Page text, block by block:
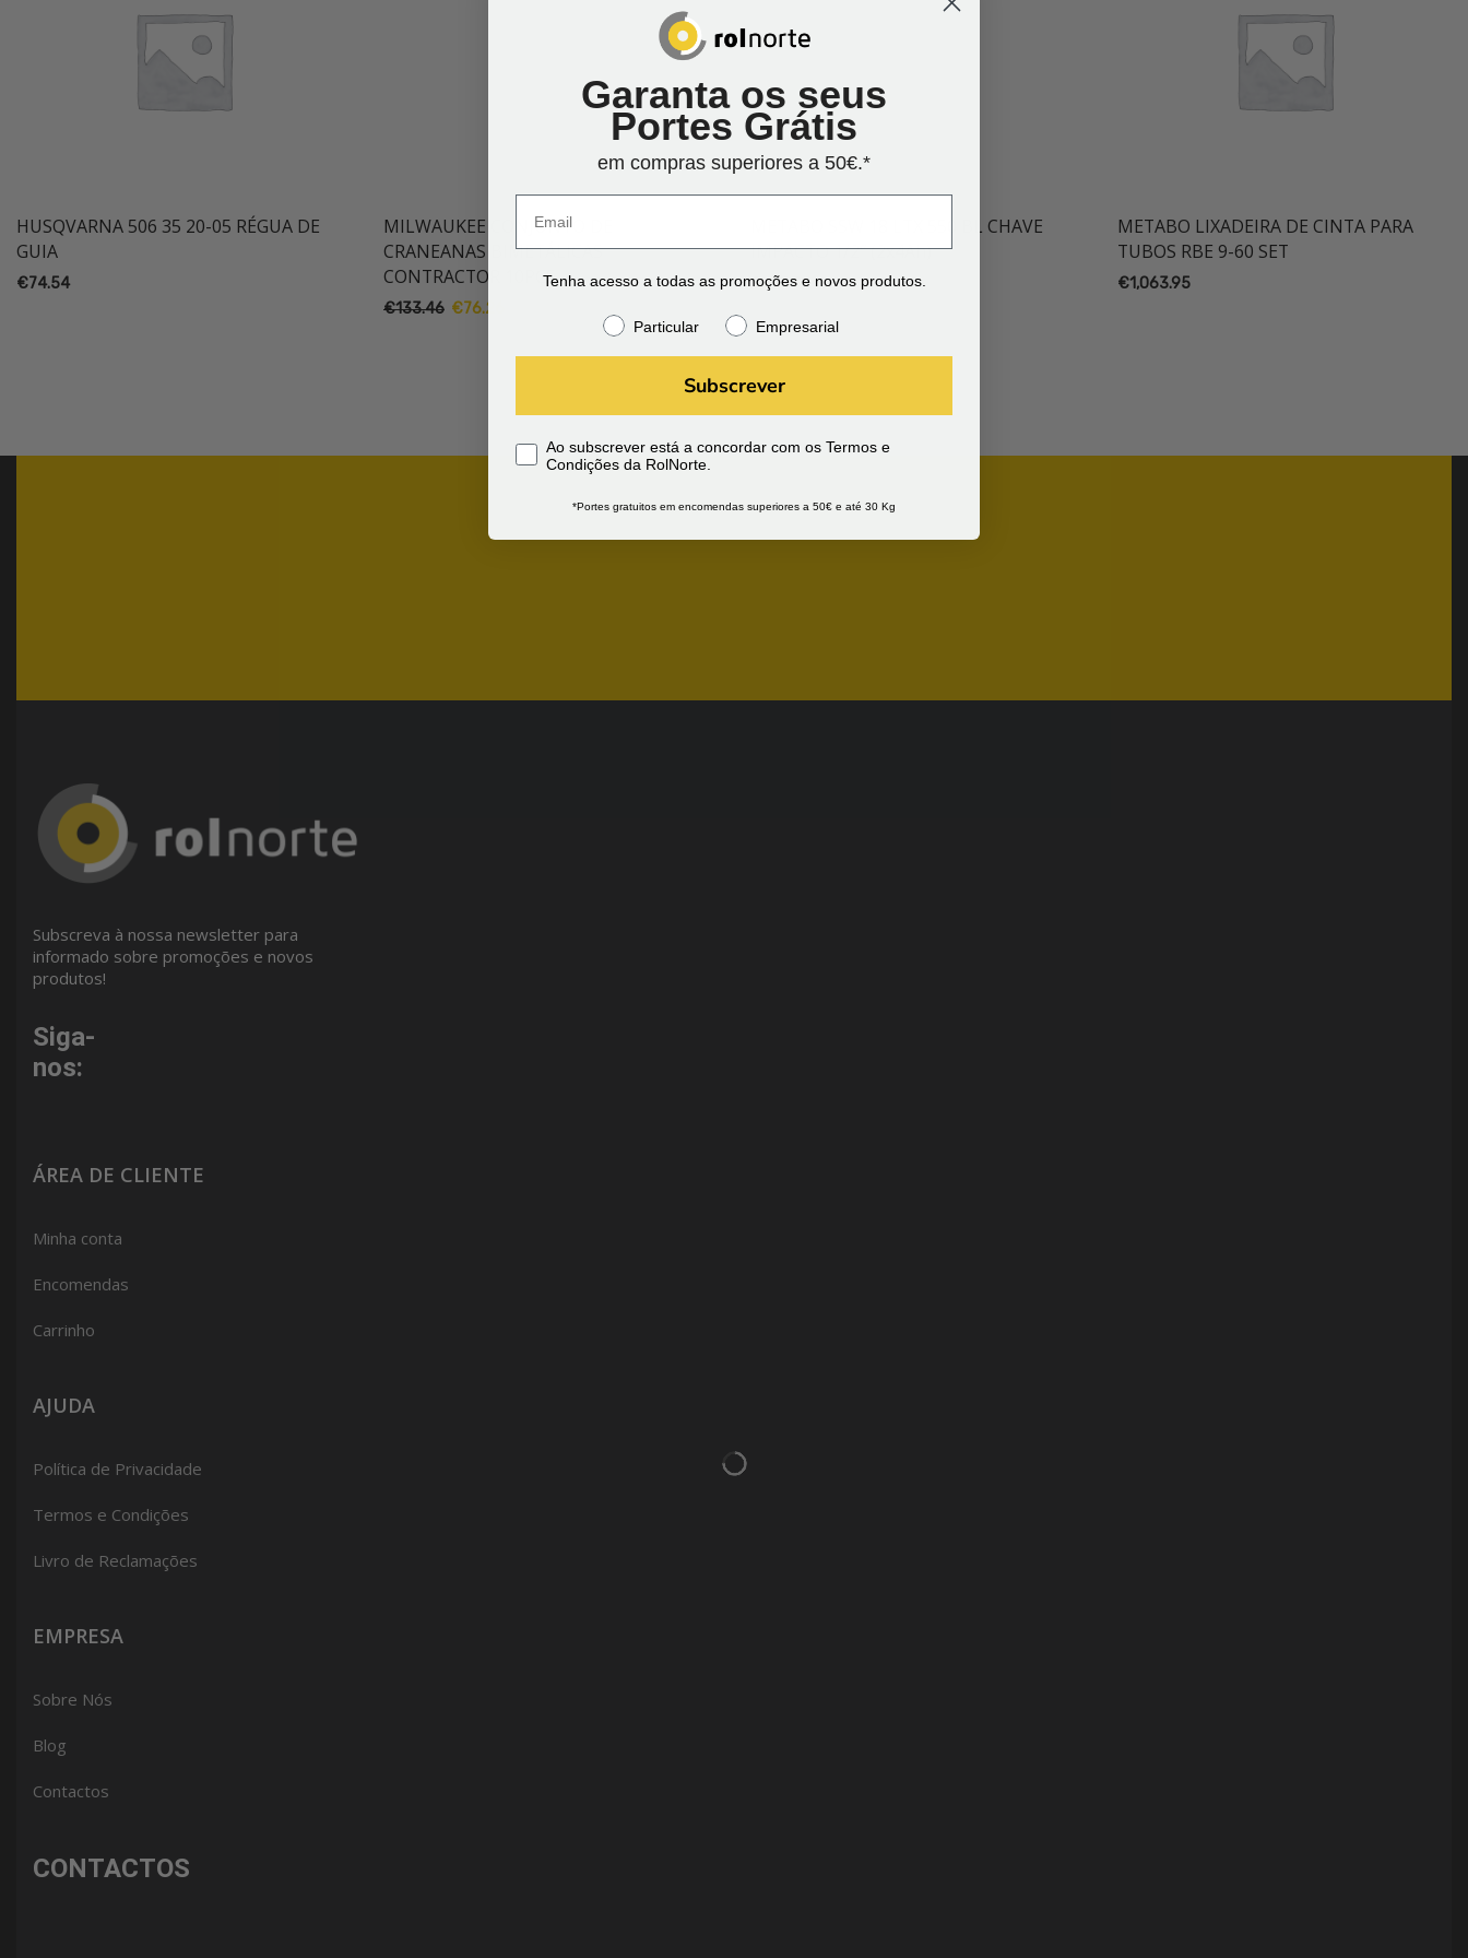
HUSQVARNA 506 35 20-05 RÉGUA DE
GUIA
€74.54
MILWAUKEE CONJUNTO DE
CRANEANAS BIMETÁLICAS
CONTRACTOR 10PÇS
€133.46 O€76.26
atual
METABO SSW 18 LTX 550 BL CHAVE
IMPACTO 1/2″ (2x4Ah)
€471.34
METABO LIXADEIRA DE CINTA PARA
TUBOS RBE 9-60 SET
€1,063.95
Subscreva à nossa newsletter para
informado sobre promoções e novos
produtos!
Siga-
nos:
ÁREA DE CLIENTE
Minha conta
Encomendas
Carrinho
AJUDA
Política de Privacidade
Termos e Condições
Livro de Reclamações
EMPRESA
Sobre Nós
Blog
Contactos
CONTACTOS
Garanta os seus
Portes Grátis
em compras superiores a 50€.*
Tenha acesso a todas as promoções e novos produtos.
Particular Empresarial
Subscrever
Ao subscrever está a concordar com os Termos e
Condições da RolNorte.
*Portes gratuitos em encomendas superiores a 50€ e até 30 Kg